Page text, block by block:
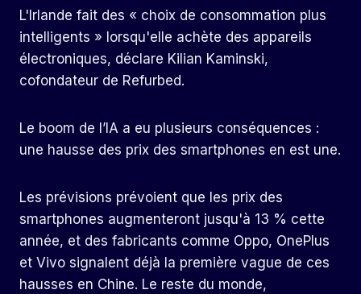
L'Irlande fait des « choix de consommation plus
intelligents » lorsqu'elle achète des appareils
électroniques, déclare Kilian Kaminski,
cofondateur de Refurbed.
Le boom de l’IA a eu plusieurs conséquences :
une hausse des prix des smartphones en est une.
Les prévisions prévoient que les prix des
smartphones augmenteront jusqu'à 13 % cette
année, et des fabricants comme Oppo, OnePlus
et Vivo signalent déjà la première vague de ces
hausses en Chine. Le reste du monde,